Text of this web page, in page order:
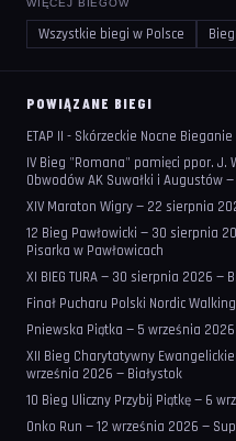
WIĘCEJ BIEGÓW
Wszystkie biegi w Polsce
POWIĄZANE BIEGI
ETAP II - Skórzeckie Nocne
IV Bieg "Romana" pamięci ppor. J.
Obwodów AK Suwałki i Augustów
XIV Maraton Wigry — 22 sierpnia
12 Bieg Pawłowicki — 30 sierpnia
Pisarka w Pawłowicach
XI BIEG TURA — 30 sierpnia 2026 —
Finał Pucharu Polski Nordic
Pniewska Piątka — 5 września
XII Bieg Charytatywny
września 2026 — Białystok
10 Bieg Uliczny Przybij Piątkę — 6
Onko Run — 12 września 2026 —